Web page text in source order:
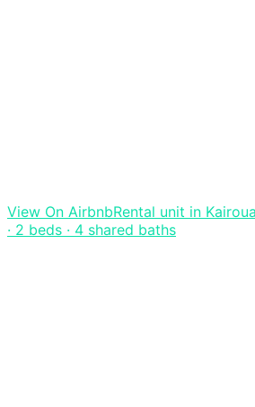
View On AirbnbRental unit in
· 2 beds · 4 shared baths